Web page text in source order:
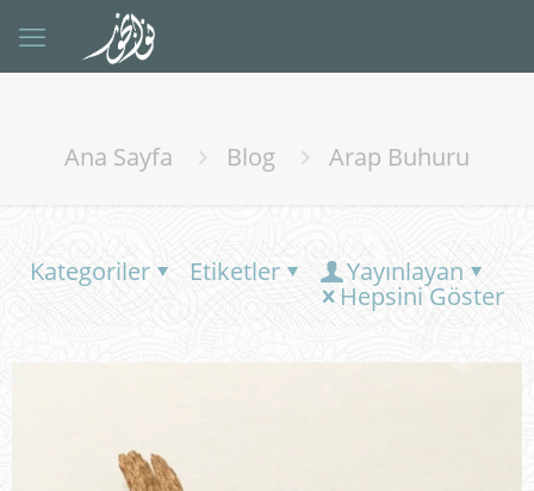
Ana Sayfa Blog Arap Buhuru
Kategoriler Etiketler Yayınlayan
Hepsini Göster